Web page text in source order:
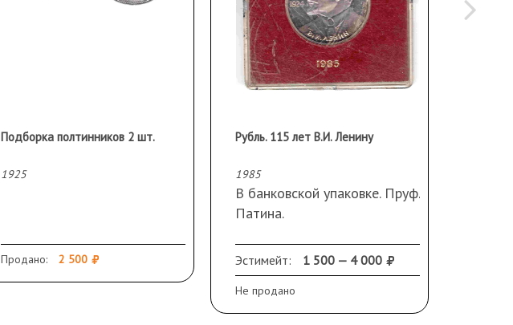
Подборка полтинников 2 шт.
1925
Продано: 2 500
Рубль. 115 лет В.И. Ленину
1985
В банковской упаковке. Пруф.
Патина.
Эстимейт: 1 500 — 4 000
Не продано